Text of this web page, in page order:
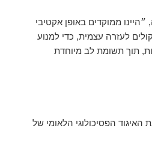
ממוקדים באופן אקטיבי
לעזרה עצמית, כדי למנוע
תוך תשומת לב מיוחדת
האיגוד הפסיכולוגי הלאומי של